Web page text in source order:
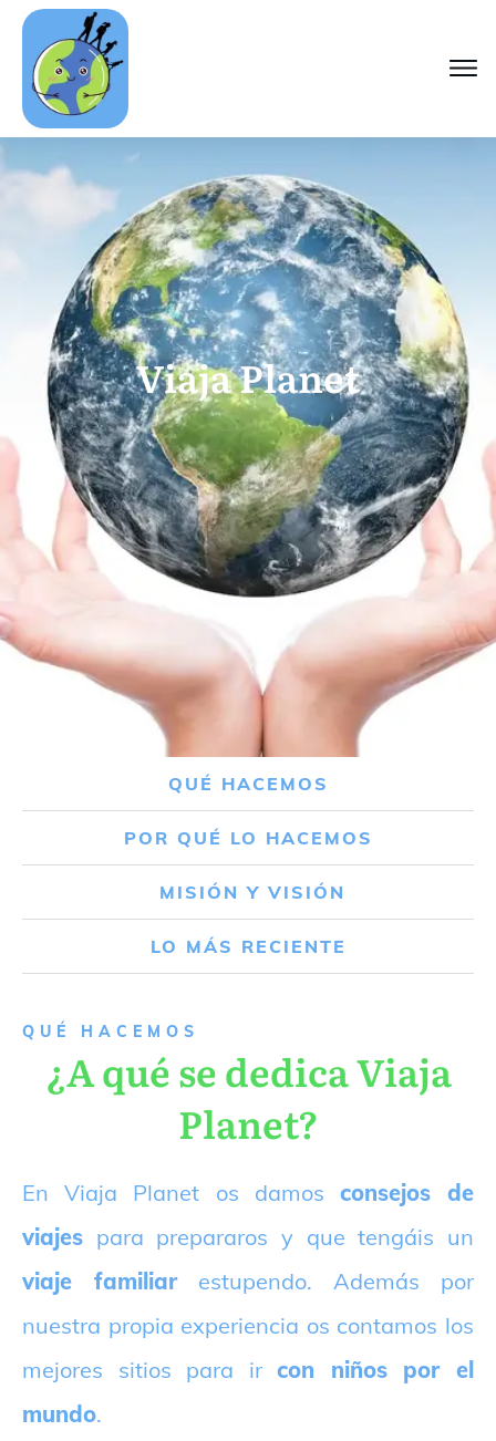
Viaja Planet
QUÉ HACEMOS
POR QUÉ LO HACEMOS
MISIÓN Y VISIÓN
LO MÁS RECIENTE
QUÉ HACEMOS
¿A qué se dedica Viaja
Planet?
En Viaja Planet os damos consejos de
viajes para prepararos y que tengáis un
viaje familiarestupendo. Además por
nuestra propia experiencia os contamos los
mejores sitios para ircon niños por el
mundo.